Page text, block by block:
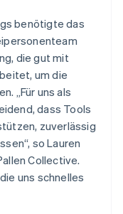
benötigte das
die gut mit
um die
„Für uns als
dass Tools
zuverlässig
so Lauren
Collective.
uns schnelles